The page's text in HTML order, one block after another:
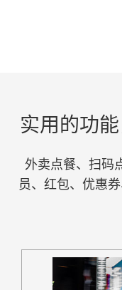
实用的功
外卖点餐、扫码
员、红包、优惠